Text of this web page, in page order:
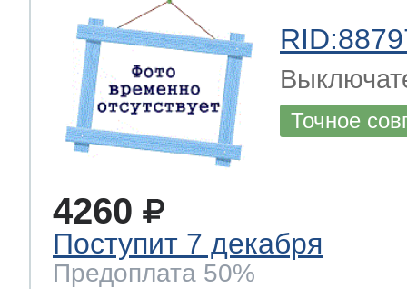
Точное
4260
Поступит 7 декабря
Предоплата 50%